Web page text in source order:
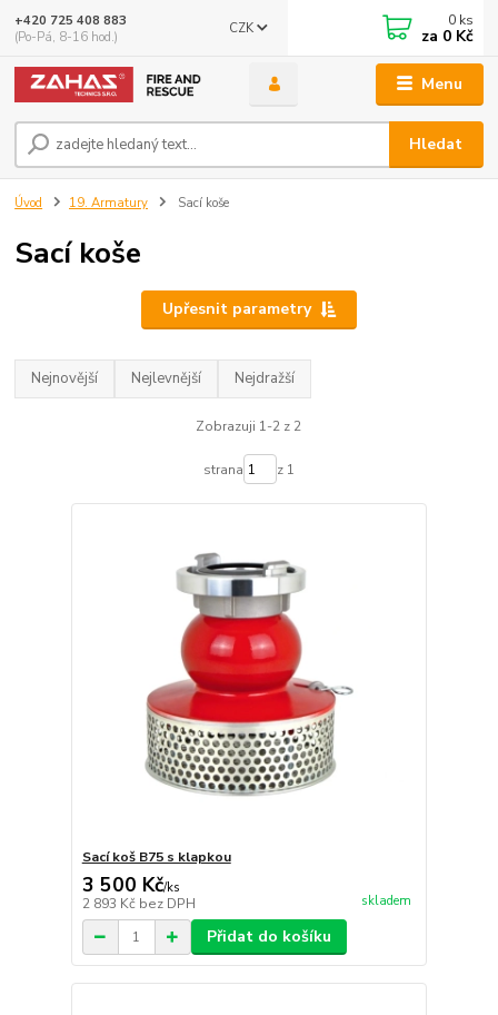
Menu
CZK
Hledat
+420 725 408 883
(Po-Pá, 8-16 hod.)
0 ks
za 0 Kč
Úvod 19. Armatury Sací koše
Sací koše
Upřesnit parametry
Nejnovější Nejlevnější Nejdražší
Zobrazuji 1-2 z 2
strana z 1
Sací koš B75 s klapkou
3 500 Kč/ks
2 893 Kč bez DPH skladem
Přidat do košíku